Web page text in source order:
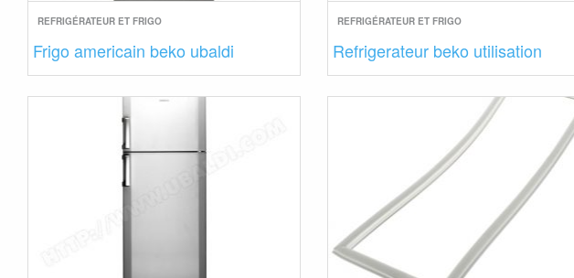
REFRIGÉRATEUR ET FRIGO
Frigo americain beko ubaldi
REFRIGÉRATEUR ET FRIGO
Refrigerateur beko utilisation